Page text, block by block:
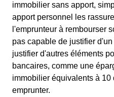
immobilier sans apport,
apport personnel les
l'emprunteur à rembourser
pas capable de justifier
justifier d'autres éléments
bancaires, comme une
immobilier équivalents à 10
emprunter.